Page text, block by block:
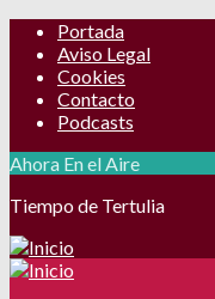
Portada
Aviso Legal
Cookies
Contacto
Podcasts
Ahora En el Aire
Tiempo de Tertulia